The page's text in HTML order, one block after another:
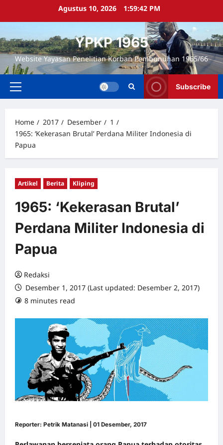
Agustus 10, 2026 1:59:44 PM
YPKP 1965
Website Yayasan Penelitian Korban Pembunuhan 1965/66
Primary
Subscribe
Home 2017 Desember
1
1965: ‘Kekerasan Brutal’ Perdana Militer Indonesia di
Papua
Artikel Berita Kliping
1965: ‘Kekerasan Brutal’
Perdana Militer Indonesia di
Papua
Redaksi
Desember 1, 2017 (Last updated: Desember 2, 2017)
8 minutes read
Reporter: Petrik Matanasi | 01 Desember, 2017